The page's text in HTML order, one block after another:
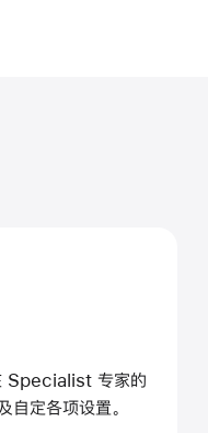
Specialist 专家的
自定各项设置。